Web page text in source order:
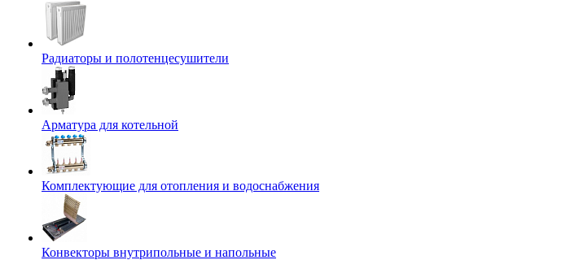
Радиаторы и полотенцесушители
Арматура для котельной
Комплектующие для отопления и водоснабжения
Конвекторы внутрипольные и напольные